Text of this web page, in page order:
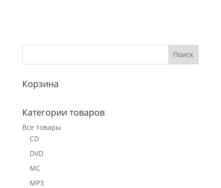
Корзина
Категории товаров
Все товары
CD
DVD
MC
MP3